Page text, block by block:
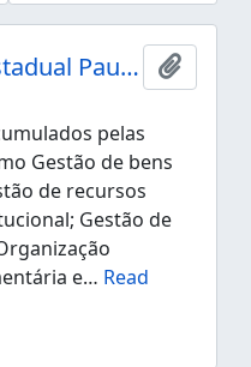
Unesp - Universidade Estadual Paulista "Júlio de Mesquita Filho"
Add to
pelas
Gestão de bens
de recursos
Gestão de
e… Read